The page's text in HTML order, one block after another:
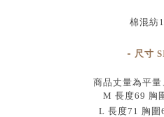
棉混紡
- 尺寸
商品丈量為平量
M 長度69 胸
L 長度71 胸圍